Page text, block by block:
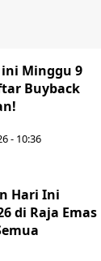
ini Minggu 9
Buyback
- 10:36
Hari Ini
di Raja Emas